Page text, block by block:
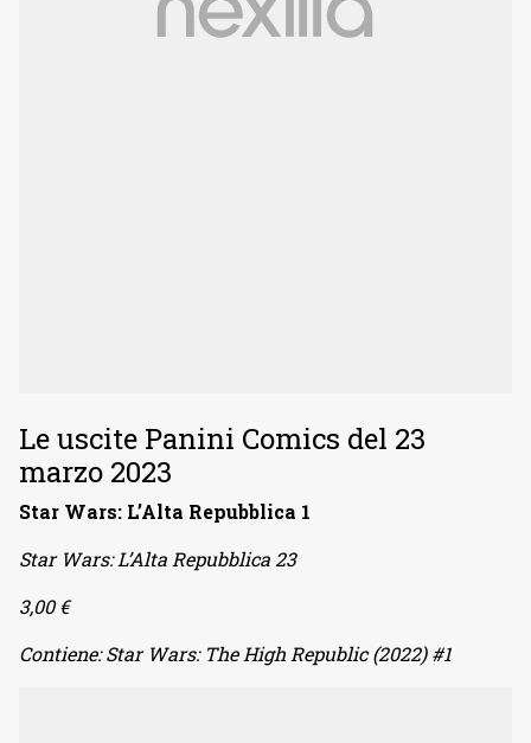
Le uscite Panini Comics del 23
marzo 2023
Star Wars: L’Alta Repubblica 1
Star Wars: L’Alta Repubblica 23
3,00 €
Contiene: Star Wars: The High Republic (2022) #1